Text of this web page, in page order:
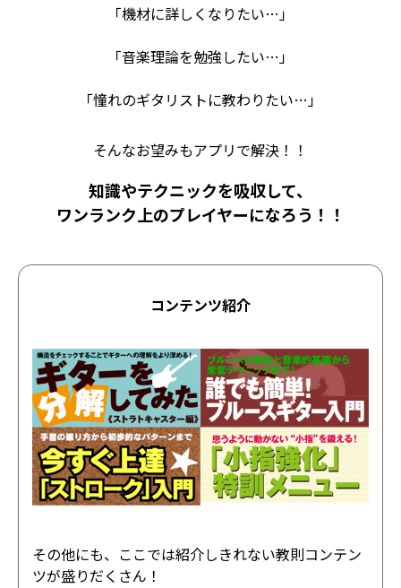
「機材に詳しくなりたい…」
「音楽理論を勉強したい…」
「憧れのギタリストに教わりたい…」
そんなお望みもアプリで解決！！
知識やテクニックを吸収して、
ワンランク上のプレイヤーになろう！！
コンテンツ紹介
その他にも、ここでは紹介しきれない教則コンテン
ツが盛りだくさん！